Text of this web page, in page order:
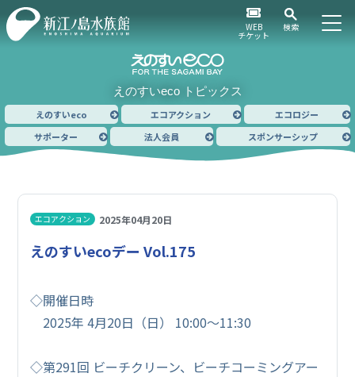
WEB
チケット
検索
えのすいeco トピックス
えのすいeco エコアクション
エコロジー
サポーター
法人会員 スポンサーシップ
エコアクション 2025年04月20日
えのすいecoデー Vol.175
◇開催日時
2025年 4月20日（日） 10:00～11:30
◇第291回 ビーチクリーン、ビーチコーミングアー